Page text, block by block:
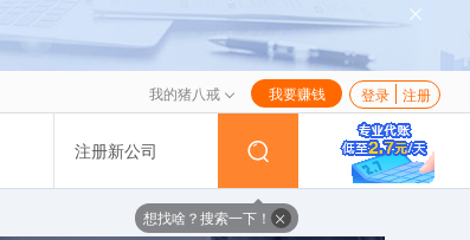
我的猪八戒 我要赚钱 登录 注册
注册新公司
想找啥？搜索一下！